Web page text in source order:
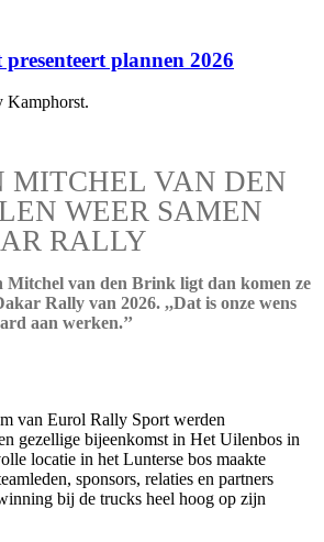
plannen 2026
Kamphorst.
MITCHEL VAN DEN
WEER SAMEN
RALLY
Mitchel van den Brink ligt dan komen ze
Rally van 2026. ,,Dat is onze wens
aan werken.’’
van Eurol Rally Sport werden
gezellige bijeenkomst in Het Uilenbos in
locatie in het Lunterse bos maakte
sponsors, relaties en partners
bij de trucks heel hoog op zijn